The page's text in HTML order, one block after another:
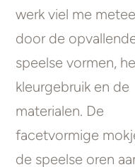
werk viel me
door de
speelse vormen,
kleurgebruik en de
materialen. De
facetvormige
de speelse oren